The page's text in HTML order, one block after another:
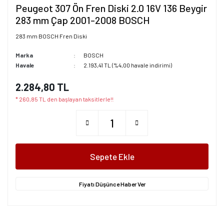
Peugeot 307 Ön Fren Diski 2.0 16V 136 Beygir
283 mm Çap 2001-2008 BOSCH
283 mm BOSCH Fren Diski
Marka
BOSCH
Havale
2.193,41 TL (%4,00 havale indirimi)
2.284,80 TL
* 260,85 TL den başlayan taksitlerle!!
Sepete Ekle
Fiyatı Düşünce Haber Ver